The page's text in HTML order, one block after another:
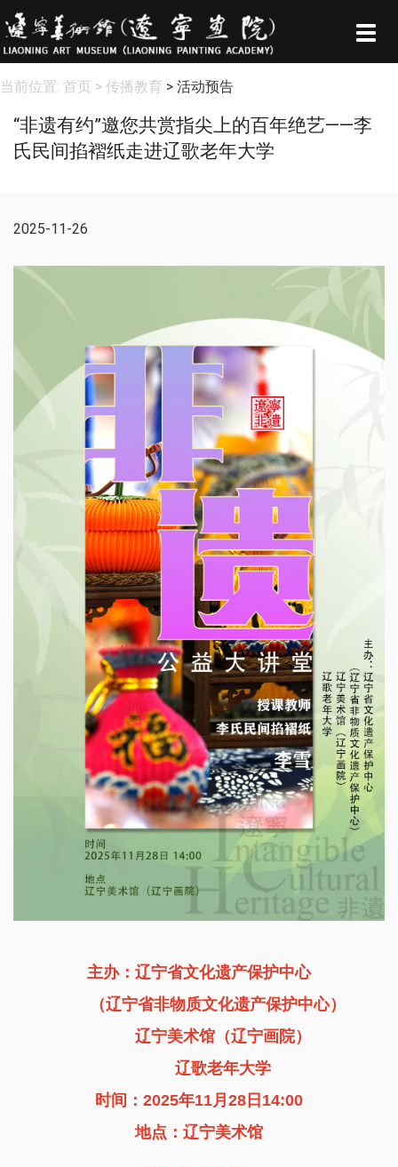
当前位置: 首页 > 传播教育 > 活动预告
“非遗有约”邀您共赏指尖上的百年绝艺——李
氏民间掐褶纸走进辽歌老年大学
2025-11-26
主办：辽宁省文化遗产保护中心
（辽宁省非物质文化遗产保护中心）
辽宁美术馆（辽宁画院）
辽歌老年大学
时间：2025年11月28日14:00
地点：辽宁美术馆